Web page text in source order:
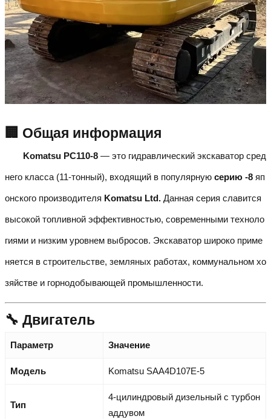
🏢 Общая информация
Komatsu PC110-8 — это гидравлический экскаватор сред
него класса (11-тонный), входящий в популярную серию -8 яп
онского производителя Komatsu Ltd. Данная серия славится
высокой топливной эффективностью, современными техноло
гиями и низким уровнем выбросов. Экскаватор широко приме
няется в строительстве, земляных работах, коммунальном хо
зяйстве и горнодобывающей промышленности.
🔧 Двигатель
Параметр Значение
Модель Komatsu SAA4D107E-5
Тип
4-цилиндровый дизельный с турбон
аддувом